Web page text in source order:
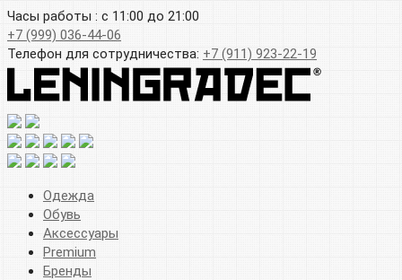
Часы работы : с 11:00 до 21:00
+7 (999) 036-44-06
Телефон для сотрудничества: +7 (911) 923-22-19
Одежда
Обувь
Аксессуары
Premium
Бренды